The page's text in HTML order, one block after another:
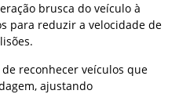
brusca do veículo à
para reduzir a velocidade de
reconhecer veículos que
ajustando